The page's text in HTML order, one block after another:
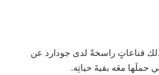
قناعاتٍ راسخةً لدى جودارد عن
حملَها معَه بقيةَ حياتِه.